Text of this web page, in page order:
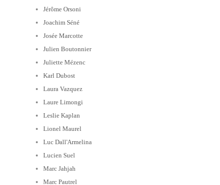
Jérôme Orsoni
Joachim Séné
Josée Marcotte
Julien Boutonnier
Juliette Mézenc
Karl Dubost
Laura Vazquez
Laure Limongi
Leslie Kaplan
Lionel Maurel
Luc Dall'Armelina
Lucien Suel
Marc Jahjah
Marc Pautrel